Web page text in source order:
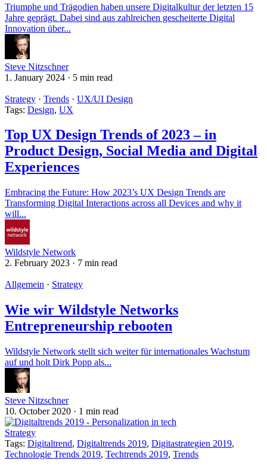
Triumphe und Trägodien haben unsere Digitalkultur der letzten 15
Jahre geprägt. Dabei sind aus zahlreichen gescheiterte Digital
Innovation über...
Steve Nitzschner
1. January 2024 · 5 min read
Strategy · Trends · UX/UI Design
Tags: Design, UX
Top UX Design Trends of 2023 – in
Product Design, Social Media and Digital
Experiences
Embracing the Future: How 2023’s UX Design Trends are
Transforming Digital Interactions across all Devices and why it
will...
Wildstyle Network
2. February 2023 · 7 min read
Allgemein · Strategy
Wie wir Wildstyle Networks
Entrepreneurship rebooten
Wildstyle Network stellt sich weiter für internationales Wachstum
auf und holt Dirk Popp als...
Steve Nitzschner
10. October 2020 · 1 min read
Strategy
Tags: Digitaltrend, Digitaltrends 2019, Digitastrategien 2019,
Technologie Trends 2019, Techtrends 2019, Trends